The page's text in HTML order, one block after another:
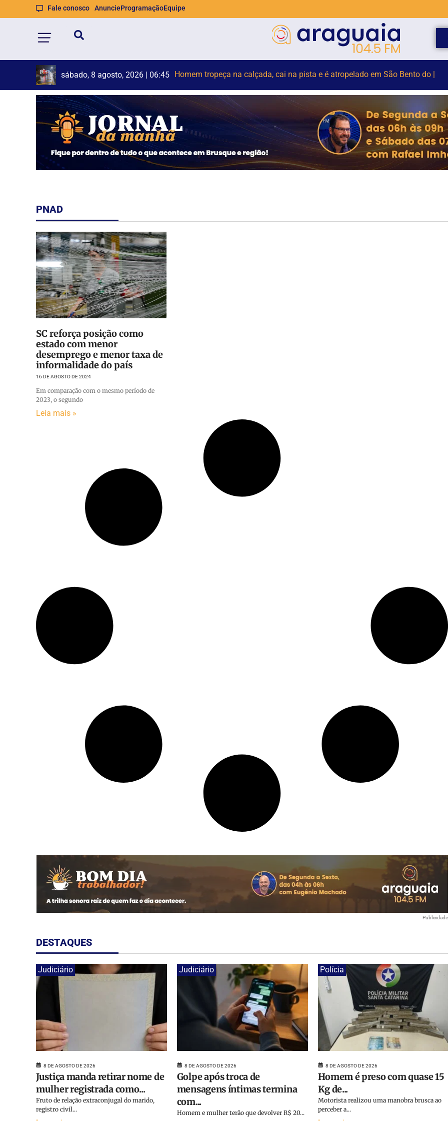
Fale conosco AnuncieProgramaçãoEquipe
sábado, 8 agosto, 2026 | 06:45 TSE cria conselho para monitorar desinformação e IA nas eleições
PNAD
SC reforça posição como
estado com menor
desemprego e menor taxa de
informalidade do país
16 DE AGOSTO DE 2024
Em comparação com o mesmo período de
2023, o segundo
Leia mais »
Publicidade
DESTAQUES
Judiciário
8 DE AGOSTO DE 2026
Justiça manda retirar nome de
mulher registrada como...
Fruto de relação extraconjugal do marido,
registro civil...
Judiciário
8 DE AGOSTO DE 2026
Golpe após troca de
mensagens íntimas termina
com...
Homem e mulher terão que devolver R$ 20...
Polícia
8 DE AGOSTO DE 2026
Homem é preso com quase 15
Kg de...
Motorista realizou uma manobra brusca ao
perceber a...